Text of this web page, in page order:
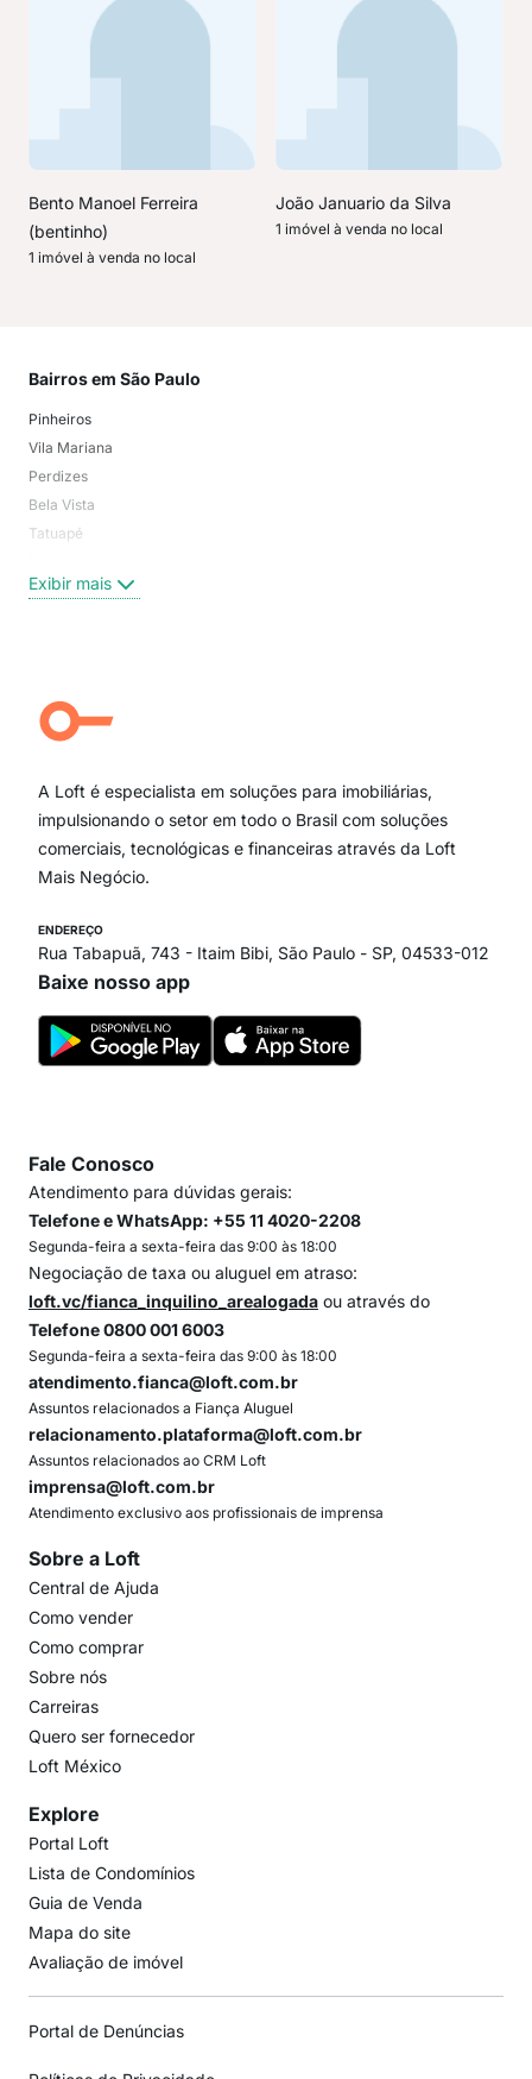
Bento Manoel Ferreira
(bentinho)
1 imóvel à venda no local
João Januario da Silva
1 imóvel à venda no local
Bairros em São Paulo
Pinheiros
Vila Mariana
Perdizes
Bela Vista
Tatuapé
Centro
Campo Belo
Ipiranga
Paraíso
Itaim Bibi
Exibir mais
A Loft é especialista em soluções para imobiliárias,
impulsionando o setor em todo o Brasil com soluções
comerciais, tecnológicas e financeiras através da Loft
Mais Negócio.
ENDEREÇO
Rua Tabapuã, 743 - Itaim Bibi, São Paulo - SP, 04533-012
Baixe nosso app
Fale Conosco
Atendimento para dúvidas gerais:
Telefone e WhatsApp: +55 11 4020-2208
Segunda-feira a sexta-feira das 9:00 às 18:00
Negociação de taxa ou aluguel em atraso:
loft.vc/fianca_inquilino_arealogada ou através do
Telefone 0800 001 6003
Segunda-feira a sexta-feira das 9:00 às 18:00
atendimento.fianca@loft.com.br
Assuntos relacionados a Fiança Aluguel
relacionamento.plataforma@loft.com.br
Assuntos relacionados ao CRM Loft
imprensa@loft.com.br
Atendimento exclusivo aos profissionais de imprensa
Sobre a Loft
Central de Ajuda
Como vender
Como comprar
Sobre nós
Carreiras
Quero ser fornecedor
Loft México
Explore
Portal Loft
Lista de Condomínios
Guia de Venda
Mapa do site
Avaliação de imóvel
Portal de Denúncias